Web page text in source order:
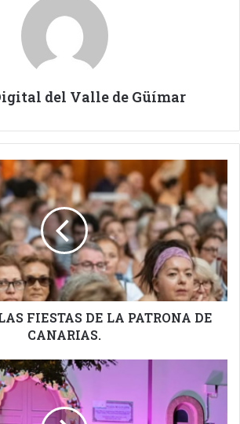
del Valle de Güímar
FIESTAS DE LA PATRONA DE
CANARIAS.